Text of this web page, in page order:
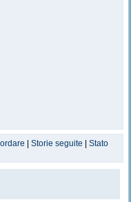
Storie seguite
Stato